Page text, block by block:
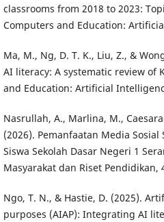
classrooms from 2018 to 2023:
Computers and Education:
Ma, M., Ng, D. T. K., Liu, Z., &
AI literacy: A systematic review of
and Education: Artificial
Nasrullah, A., Marlina, M.,
(2026). Pemanfaatan Media
Siswa Sekolah Dasar Negeri 1
Masyarakat dan Riset Pendidikan,
Ngo, T. N., & Hastie, D. (2025).
purposes (AIAP): Integrating AI